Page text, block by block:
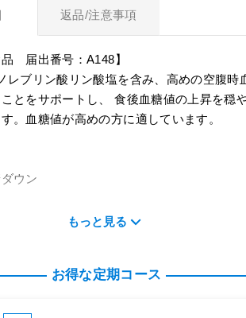
SBI 5-ALAが
返品/注意事項
品 届出番号：A148】
レブリン酸リン酸塩を含み、高めの空腹時
とをサポートし、 食後血糖値の上昇を穏
。血糖値が高めの方に適しています。
ウン
もっと見る
お得な定期コース